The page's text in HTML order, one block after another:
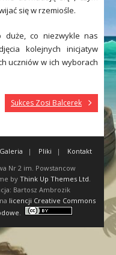
się w rzemiośle.
duże, co niezwykle nas
kolejnych inicjatyw
uczniów w ich wyborach
Sukces Zosi Balcerek
Galeria Pliki
Kontakt
Nr 2 im. Powstancow
by Think Up Themes Ltd
Bartosz Ambrozik
licencji Creative Commons